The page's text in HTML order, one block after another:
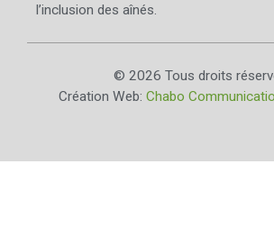
l’inclusion des aînés.
© 2026 Tous droits
Création Web: Chabo